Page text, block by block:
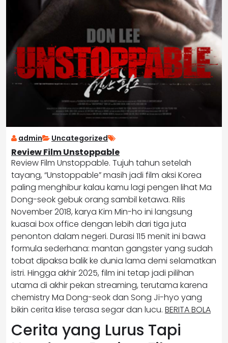
admin Uncategorized
Review Film Unstoppable
Review Film Unstoppable. Tujuh tahun setelah
tayang, “Unstoppable” masih jadi film aksi Korea
paling menghibur kalau kamu lagi pengen lihat Ma
Dong-seok gebuk orang sambil ketawa. Rilis
November 2018, karya Kim Min-ho ini langsung
kuasai box office dengan lebih dari tiga juta
penonton dalam negeri. Durasi 115 menit ini bawa
formula sederhana: mantan gangster yang sudah
tobat dipaksa balik ke dunia lama demi selamatkan
istri. Hingga akhir 2025, film ini tetap jadi pilihan
utama di akhir pekan streaming, terutama karena
chemistry Ma Dong-seok dan Song Ji-hyo yang
bikin cerita klise terasa segar dan lucu. BERITA BOLA
Cerita yang Lurus Tapi